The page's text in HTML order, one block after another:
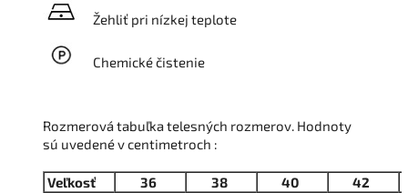
Žehliť pri nízkej teplote
Chemické čistenie
Rozmerová tabuľka telesných rozmerov. Hodnoty
sú uvedené v centimetroch :
Veľkosť 36 38 40
42